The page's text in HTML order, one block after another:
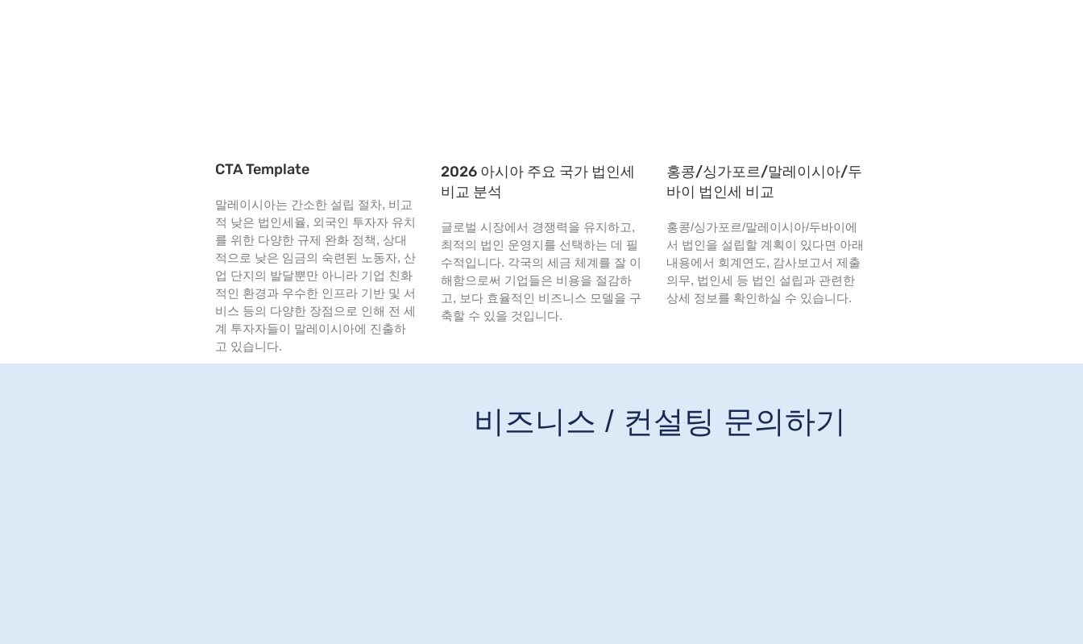
CTA Template
말레이시아는 간소한 설립 절차, 비교
적 낮은 법인세율, 외국인 투자자 유치
를 위한 다양한 규제 완화 정책, 상대
적으로 낮은 임금의 숙련된 노동자, 산
업 단지의 발달뿐만 아니라 기업 친화
적인 환경과 우수한 인프라 기반 및 서
비스 등의 다양한 장점으로 인해 전 세
계 투자자들이 말레이시아에 진출하
고 있습니다.
2026 아시아 주요 국가 법인세
비교 분석
글로벌 시장에서 경쟁력을 유지하고,
최적의 법인 운영지를 선택하는 데 필
수적입니다. 각국의 세금 체계를 잘 이
해함으로써 기업들은 비용을 절감하
고, 보다 효율적인 비즈니스 모델을 구
축할 수 있을 것입니다.
홍콩/싱가포르/말레이시아/두
바이 법인세 비교
홍콩/싱가포르/말레이시아/두바이에
서 법인을 설립할 계획이 있다면 아래
내용에서 회계연도, 감사보고서 제출
의무, 법인세 등 법인 설립과 관련한
상세 정보를 확인하실 수 있습니다.
비즈니스 / 컨설팅 문의하기